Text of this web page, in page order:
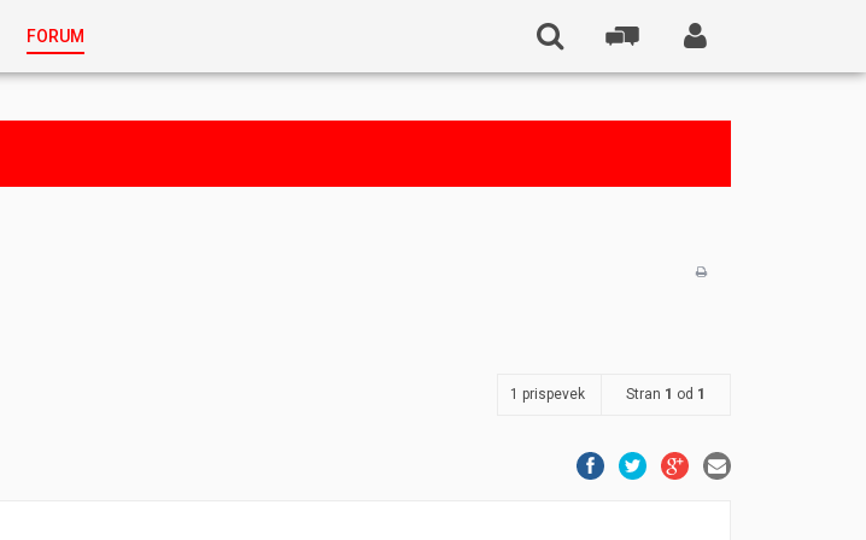
FORUM
1 prispevek Stran 1 od 1